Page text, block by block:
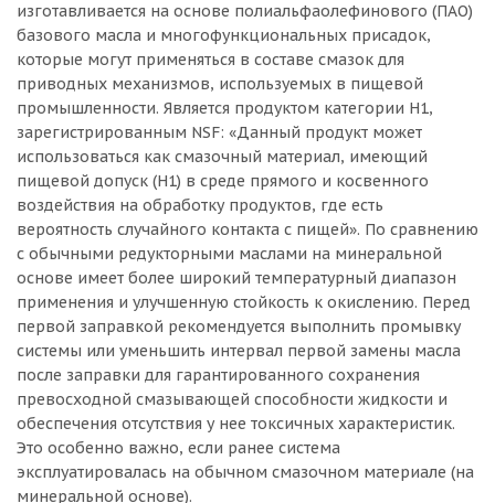
изготавливается на основе полиальфаолефинового (ПАО)
базового масла и многофункциональных присадок,
которые могут применяться в составе смазок для
приводных механизмов, используемых в пищевой
промышленности. Является продуктом категории Н1,
зарегистрированным NSF: «Данный продукт может
использоваться как смазочный материал, имеющий
пищевой допуск (Н1) в среде прямого и косвенного
воздействия на обработку продуктов, где есть
вероятность случайного контакта с пищей». По сравнению
с обычными редукторными маслами на минеральной
основе имеет более широкий температурный диапазон
применения и улучшенную стойкость к окислению. Перед
первой заправкой рекомендуется выполнить промывку
системы или уменьшить интервал первой замены масла
после заправки для гарантированного сохранения
превосходной смазывающей способности жидкости и
обеспечения отсутствия у нее токсичных характеристик.
Это особенно важно, если ранее система
эксплуатировалась на обычном смазочном материале (на
минеральной основе).